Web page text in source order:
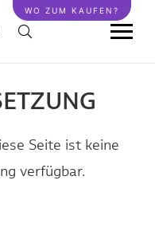
WO ZUM KAUFEN?
Seite ist keine
verfügbar.